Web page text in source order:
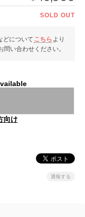
SOLD OUT
どについて こちら より
問い合わせください。
向け
通報する